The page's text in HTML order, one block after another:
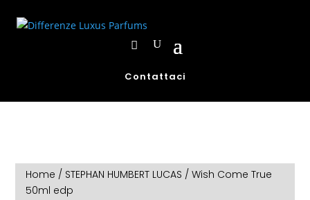
Contattaci
Home / STEPHAN HUMBERT LUCAS / Wish Come True
50ml edp